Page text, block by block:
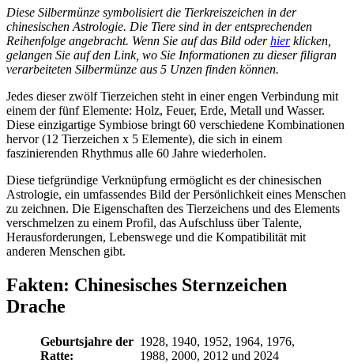
Diese Silbermünze symbolisiert die Tierkreiszeichen in der
chinesischen Astrologie. Die Tiere sind in der entsprechenden
Reihenfolge angebracht. Wenn Sie auf das Bild oderhierklicken,
gelangen Sie auf den Link, wo Sie Informationen zu dieser filigran
verarbeiteten Silbermünze aus 5 Unzen finden können.
Jedes dieser zwölf Tierzeichen steht in einer engen Verbindung mit
einem der fünf Elemente: Holz, Feuer, Erde, Metall und Wasser.
Diese einzigartige Symbiose bringt 60 verschiedene Kombinationen
hervor (12 Tierzeichen x 5 Elemente), die sich in einem
faszinierenden Rhythmus alle 60 Jahre wiederholen.
Diese tiefgründige Verknüpfung ermöglicht es der chinesischen
Astrologie, ein umfassendes Bild der Persönlichkeit eines Menschen
zu zeichnen. Die Eigenschaften des Tierzeichens und des Elements
verschmelzen zu einem Profil, das Aufschluss über Talente,
Herausforderungen, Lebenswege und die Kompatibilität mit
anderen Menschen gibt.
Fakten: Chinesisches Sternzeichen
Drache
Geburtsjahre der
Ratte:
1928, 1940, 1952, 1964, 1976,
1988, 2000, 2012 und 2024